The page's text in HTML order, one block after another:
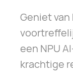
Geniet
een NPU
krachtige